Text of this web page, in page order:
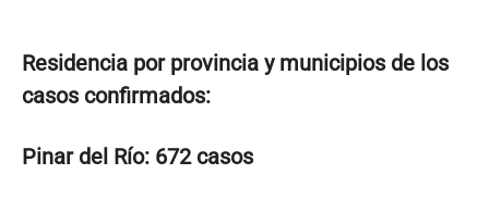
Residencia por provincia y municipios de los
casos confirmados:
Pinar del Río: 672 casos